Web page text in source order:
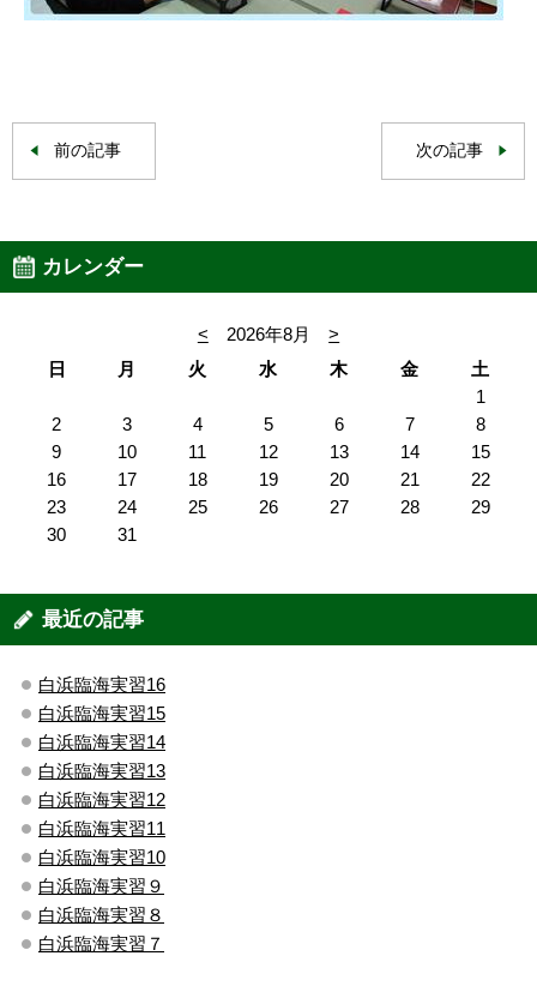
前の記事 次の記事
カレンダー
< 2026年8月
>
日
月 火 水 木 金
土
1
2
3 4 5 6 7
8
9
10 11 12 13 14
15
16
17 18 19 20 21
22
23
24 25 26 27 28
29
30
31
最近の記事
白浜臨海実習16
白浜臨海実習15
白浜臨海実習14
白浜臨海実習13
白浜臨海実習12
白浜臨海実習11
白浜臨海実習10
白浜臨海実習９
白浜臨海実習８
白浜臨海実習７